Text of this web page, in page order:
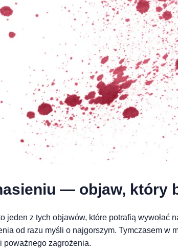
— objaw, który
jeden z tych objawów, które potrafią
od razu myśli o najgorszym. Tymczasem w
poważnego zagrożenia.